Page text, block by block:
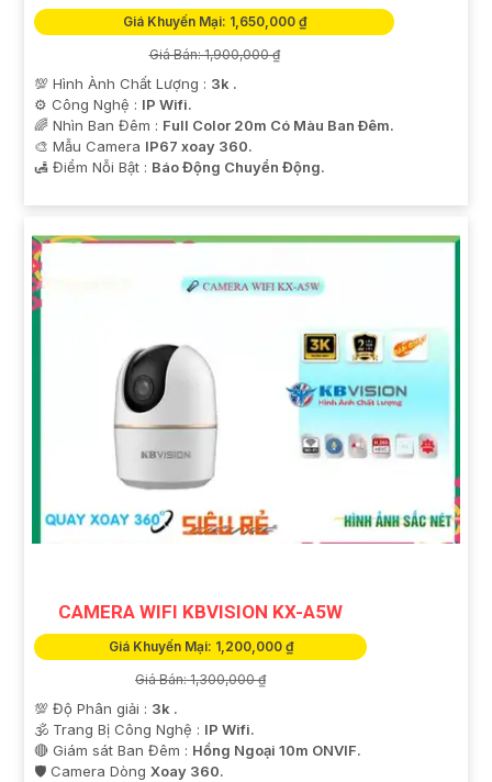
Giá Khuyến Mại: 1,650,000 ₫
Giá Bán: 1,900,000 ₫
💯 Hình Ành Chất Lượng : 3k .
⚙ Công Nghệ : IP Wifi.
🌈 Nhìn Ban Đêm : Full Color 20m Có Màu Ban Ðêm.
🎨 Mẫu Camera IP67 xoay 360.
️🛃 Điểm Nỗi Bật : Báo Động Chuyển Động.
CAMERA WIFI KBVISION KX-A5W
Giá Khuyến Mại: 1,200,000 ₫
Giá Bán: 1,300,000 ₫
💯 Độ Phân giải : 3k .
🕉️ Trang Bị Công Nghệ : IP Wifi.
🔴 Giám sát Ban Đêm : Hồng Ngoại 10m ONVIF.
🛡 Camera Dòng Xoay 360.